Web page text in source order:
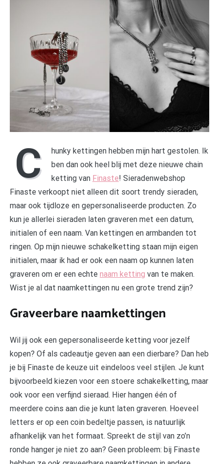
C
hunky kettingen hebben mijn hart gestolen. Ik
ben dan ook heel blij met deze nieuwe chain
ketting van Finaste! Sieradenwebshop
Finaste verkoopt niet alleen dit soort trendy sieraden,
maar ook tijdloze en gepersonaliseerde producten. Zo
kun je allerlei sieraden laten graveren met een datum,
initialen of een naam. Van kettingen en armbanden tot
ringen. Op mijn nieuwe schakelketting staan mijn eigen
initialen, maar ik had er ook een naam op kunnen laten
graveren om er een echte naam ketting van te maken.
Wist je al dat naamkettingen nu een grote trend zijn?
Graveerbare naamkettingen
Wil jij ook een gepersonaliseerde ketting voor jezelf
kopen? Of als cadeautje geven aan een dierbare? Dan heb
je bij Finaste de keuze uit eindeloos veel stijlen. Je kunt
bijvoorbeeld kiezen voor een stoere schakelketting, maar
ook voor een verfijnd sieraad. Hier hangen één of
meerdere coins aan die je kunt laten graveren. Hoeveel
letters er op een coin bedeltje passen, is natuurlijk
afhankelijk van het formaat. Spreekt de stijl van zo’n
ronde hanger je niet zo aan? Geen probleem: bij Finaste